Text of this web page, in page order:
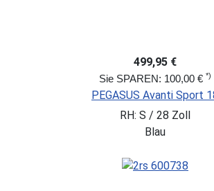
499,95 €
Sie SPAREN: 100,00 € *)
PEGASUS Avanti Sport
RH: S / 28 Zoll
Blau